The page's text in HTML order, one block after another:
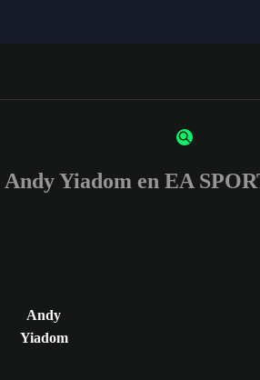
de 3 caracteres o números
Yiadom en EA
Andy
Yiadom